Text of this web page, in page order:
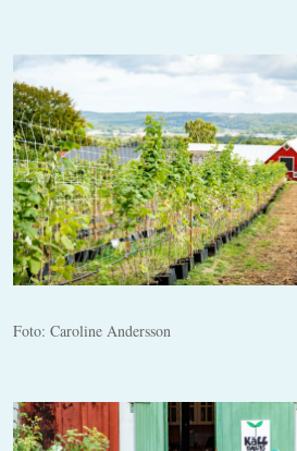
Foto: Caroline Andersson